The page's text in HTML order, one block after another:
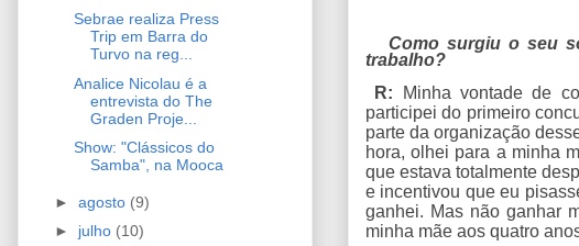
Como surgiu o seu
trabalho?
R: Minha vontade de
participei do primeiro
parte da organização
hora, olhei para a minha
que estava totalmente
e incentivou que eu
ganhei. Mas não ganhar
minha mãe aos quatro
Sebrae realiza Press
Trip em Barra do
Turvo na reg...
Analice Nicolau é a
entrevista do The
Graden Proje...
Show: "Clássicos do
Samba", na Mooca
► agosto (9)
► julho (10)